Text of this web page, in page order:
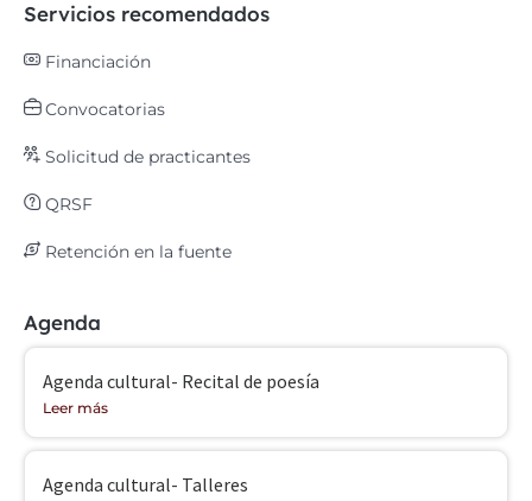
Servicios recomendados
Financiación
Convocatorias
Solicitud de practicantes
QRSF
Retención en la fuente
Agenda
Agenda cultural- Recital de poesía
Leer más
Agenda cultural- Talleres